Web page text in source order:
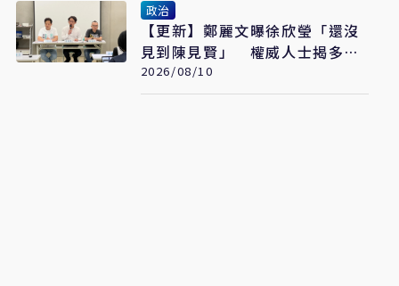
政治
【更新】鄭麗文曝徐欣瑩「還沒
見到陳見賢」 權威人士揭多次
接觸後終碰面！整合最後一哩路
2026/08/10